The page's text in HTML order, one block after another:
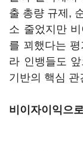
출 총량 규제,
소 줄었지만
를 꾀했다는
라 인뱅들도
기반의 핵심
비이자이익으